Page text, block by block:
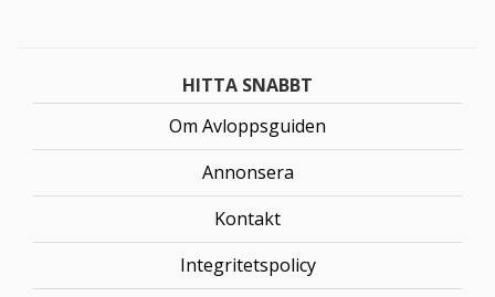
HITTA SNABBT
Om Avloppsguiden
Annonsera
Kontakt
Integritetspolicy